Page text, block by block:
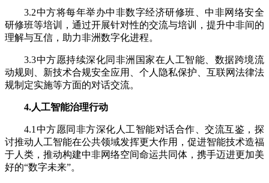
3.2中方将每年举办中非数字经济研修班、中非网络安全
研修班等培训，通过开展针对性的交流与培训，提升中非间的
理解与互信，助力非洲数字化进程。
3.3中方愿持续深化同非洲国家在人工智能、数据跨境流
动规则、新技术合规安全应用、个人隐私保护、互联网法律法
规制定实施等方面的对话交流。
4.人工智能治理行动
4.1中方愿同非方深化人工智能对话合作、交流互鉴，探
讨推动人工智能在公共领域发挥更大作用，促进智能技术造福
于人类，推动构建中非网络空间命运共同体，携手迈进更加美
好的“数字未来”。